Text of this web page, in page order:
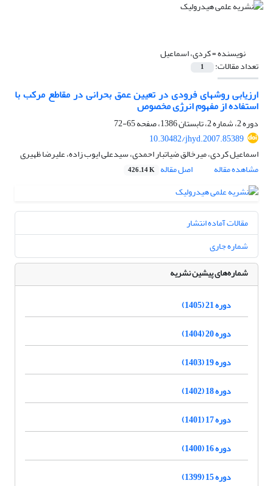
نویسنده =کردی، اسماعیل
تعداد مقالات: 1
ارزیابی روشهای فرودی در تعیین عمق بحرانی در مقاطع مرکب با
استفاده از مفهوم انرژی مخصوص
دوره 2، شماره 2، تابستان 1386، صفحه
65-72
10.30482/jhyd.2007.85389
اسماعیل کردی، میرخالق ضیاتبار احمدی، سیدعلی ایوب زاده، علیرضا ظهیری
مشاهده مقاله
اصل مقاله 426.14 K
مقالات آماده انتشار
شماره جاری
شماره‌های پیشین نشریه
دوره 21 (1405)
دوره 20 (1404)
دوره 19 (1403)
دوره 18 (1402)
دوره 17 (1401)
دوره 16 (1400)
دوره 15 (1399)